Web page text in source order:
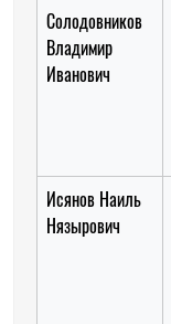
Солодовников
Владимир
Иванович
Исянов Наиль
Нязырович